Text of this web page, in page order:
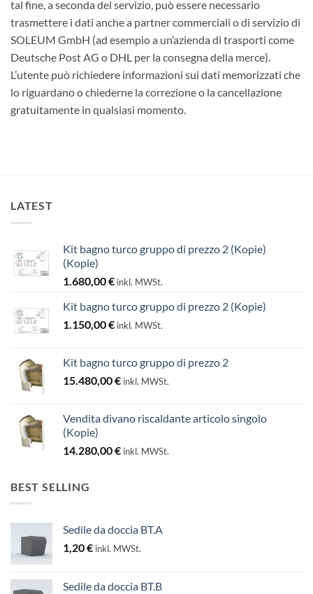
tal fine, a seconda del servizio, può essere necessario
trasmettere i dati anche a partner commerciali o di servizio di
SOLEUM GmbH (ad esempio a un’azienda di trasporti come
Deutsche Post AG o DHL per la consegna della merce).
L’utente può richiedere informazioni sui dati memorizzati che
lo riguardano o chiederne la correzione o la cancellazione
gratuitamente in qualsiasi momento.
LATEST
Kit bagno turco gruppo di prezzo 2 (Kopie)
(Kopie)
1.680,00€ inkl. MWSt.
Kit bagno turco gruppo di prezzo 2 (Kopie)
1.150,00€ inkl. MWSt.
Kit bagno turco gruppo di prezzo 2
15.480,00€ inkl. MWSt.
Vendita divano riscaldante articolo singolo
(Kopie)
14.280,00€ inkl. MWSt.
BEST SELLING
Sedile da doccia BT.A
1,20€ inkl. MWSt.
Sedile da doccia BT.B